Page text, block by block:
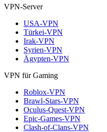
VPN-Server
USA-VPN
Türkei-VPN
Irak-VPN
Syrien-VPN
Ägypten-VPN
VPN für Gaming
Roblox-VPN
Brawl-Stars-VPN
Oculus-Quest-VPN
Epic-Games-VPN
Clash-of-Clans-VPN